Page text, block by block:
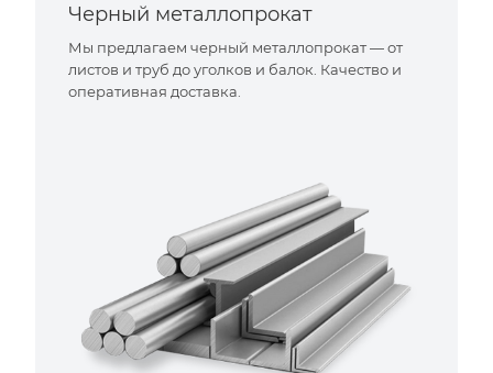
Черный металлопрокат
Мы предлагаем черный металлопрокат — от
листов и труб до уголков и балок. Качество и
оперативная доставка.